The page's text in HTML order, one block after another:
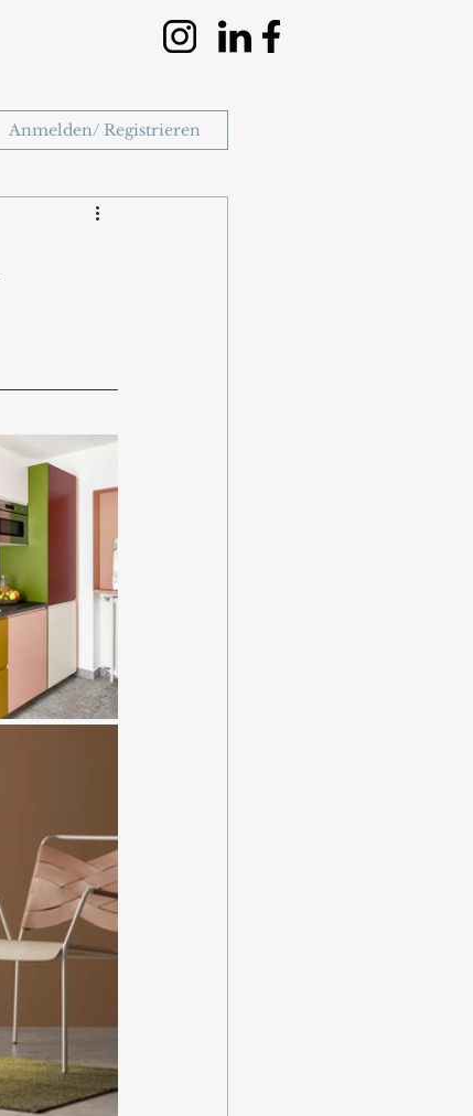
Anmelden/ Registrieren